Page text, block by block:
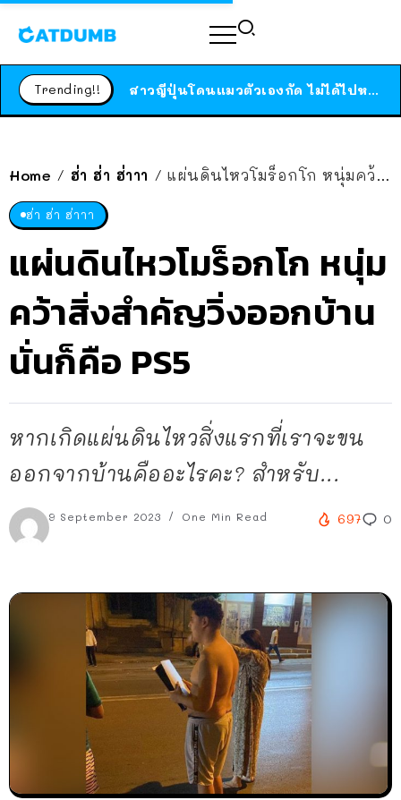
Trending!! ได้เวลาเด็กหนวดรวมตัว RF Online Next เปิดให้เล่นแล้ว เกม Sci-Fi MMORPG ระดับตำนาน เล่นได้ทั้งมือถือและ PC
สาวญี่ปุ่นโดนแมวตัวเองกัด ไม่ได้ไปหาหมอตั้งแต่เนิ่นๆ สุดท้ายขาบวม กลายเป็นโรคเนื้อเน่า เตือนทาสแมวทั้งหลายให้ระวัง
Home / ฮ่า ฮ่า ฮ่าาา / แผ่นดินไหวโมร็อกโก หนุ่มคว้าสิ่งสำคัญวิ่งออกบ้าน นั่นก็คือ PS5
ฮ่า ฮ่า ฮ่าาา
แผ่นดินไหวโมร็อกโก หนุ่ม
คว้าสิ่งสำคัญวิ่งออกบ้าน
นั่นก็คือ PS5
หากเกิดแผ่นดินไหวสิ่งแรกที่เราจะขน
ออกจากบ้านคืออะไรคะ? สำหรับ...
9 September 2023 One Min Read 697 0